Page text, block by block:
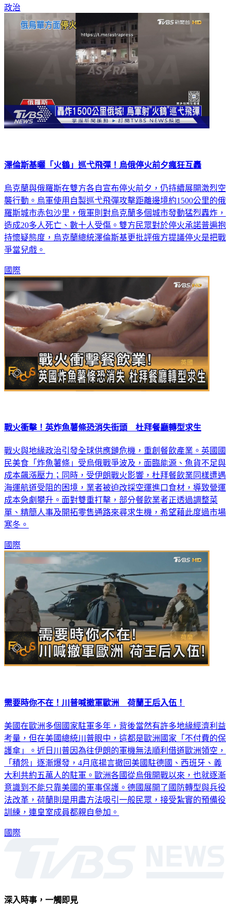
政治
澤倫斯基曬「火鶴」巡弋飛彈！烏俄停火前夕瘋狂互轟
烏克蘭與俄羅斯在雙方各自宣布停火前夕，仍持續展開激烈空
襲行動。烏軍使用自製巡弋飛彈攻擊距離邊境約1500公里的俄
羅斯城市赤包沙里，俄軍則對烏克蘭多個城市發動猛烈轟炸，
造成20多人死亡、數十人受傷。雙方民眾對於停火承諾普遍抱
持懷疑態度，烏克蘭總統澤倫斯基更批評俄方提議停火是把戰
爭當兒戲。
國際
戰火衝擊！英炸魚薯條恐消失街頭 杜拜餐廳轉型求生
戰火與地緣政治引發全球供應鏈危機，重創餐飲產業。英國國
民美食「炸魚薯條」受烏俄戰爭波及，面臨能源、魚貨不足與
成本飆漲壓力；同時，受伊朗戰火影響，杜拜餐飲業同樣遭遇
海運航道受阻的困境，業者被迫改採空運進口食材，導致營運
成本急劇攀升。面對雙重打擊，部分餐飲業者正透過調整菜
單、精簡人事及開拓零售通路來尋求生機，希望藉此度過市場
寒冬。
國際
需要時你不在！川普喊撤軍歐洲 荷蘭王后入伍！
美國在歐洲多個國家駐軍多年，背後當然有許多地緣經濟利益
考量，但在美國總統川普眼中，這都是歐洲國家「不付費的保
護傘」。近日川普因為往伊朗的軍機無法順利借道歐洲領空，
「積怨」逐漸爆發，4月底揚言撤回美國駐德國、西班牙、義
大利共約五萬人的駐軍。歐洲各國從烏俄開戰以來，也就逐漸
意識到不能只靠美國的軍事保護。德國展開了國防轉型與兵役
法改革，荷蘭則是用盡方法吸引一般民眾，接受紮實的預備役
訓練，連皇室成員都親自參加。
國際
深入時事，一觸即見